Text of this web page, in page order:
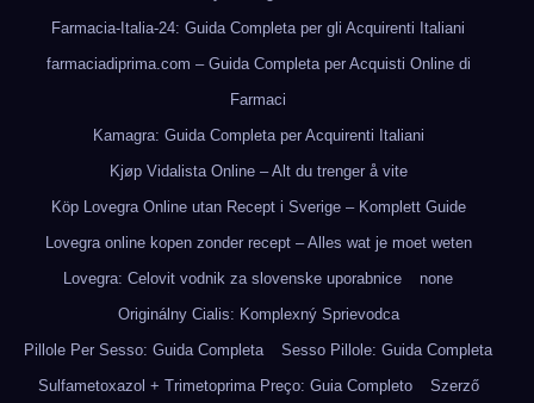
Farmacia-Italia-24: Guida Completa per gli Acquirenti Italiani
farmaciadiprima.com – Guida Completa per Acquisti Online di
Farmaci
Kamagra: Guida Completa per Acquirenti Italiani
Kjøp Vidalista Online – Alt du trenger å vite
Köp Lovegra Online utan Recept i Sverige – Komplett Guide
Lovegra online kopen zonder recept – Alles wat je moet weten
Lovegra: Celovit vodnik za slovenske uporabnice
none
Originálny Cialis: Komplexný Sprievodca
Pillole Per Sesso: Guida Completa
Sesso Pillole: Guida Completa
Sulfametoxazol + Trimetoprima Preço: Guia Completo
Szerző